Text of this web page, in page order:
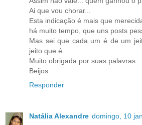
Ai que vou chorar...
Esta indicação é mais que
há muito tempo, que uns posts
Mas sei que cada um é de um
jeito que é.
Muito obrigada por suas palavras.
Beijos.
Responder
Natália Alexandre domingo, 10